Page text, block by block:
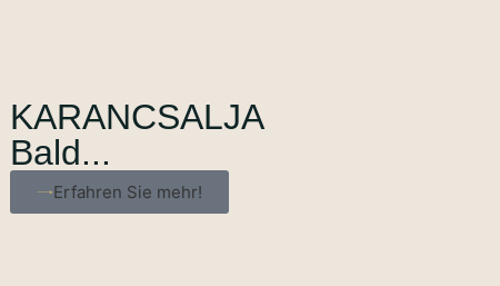
KARANCSALJA
Bald...
Erfahren Sie mehr!